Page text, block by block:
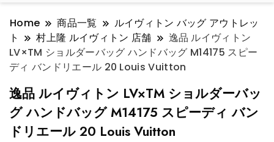
Home 商品一覧
ルイヴィトン バッグ アウトレッ
ト
村上隆 ルイヴィトン 店舗
逸品 ルイヴィトン
LV×TM ショルダーバッグ ハンドバッグ M14175 スピー
ディ バンドリエール 20 Louis Vuitton
逸品 ルイヴィトン LV×TM ショルダーバッ
グ ハンドバッグ M14175 スピーディ バン
ドリエール 20 Louis Vuitton